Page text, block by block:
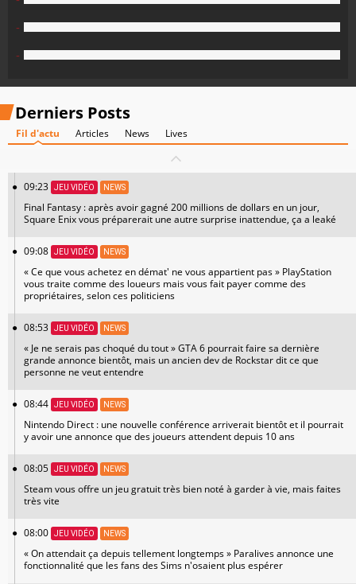
-
-
Derniers Posts
Fil d'actu Articles News Lives
09:23 JEU VIDÉO NEWS
Final Fantasy : après avoir gagné 200 millions de dollars en un jour,
Square Enix vous préparerait une autre surprise inattendue, ça a leaké
09:08 JEU VIDÉO NEWS
« Ce que vous achetez en démat' ne vous appartient pas » PlayStation
vous traite comme des loueurs mais vous fait payer comme des
propriétaires, selon ces politiciens
08:53 JEU VIDÉO NEWS
« Je ne serais pas choqué du tout » GTA 6 pourrait faire sa dernière
grande annonce bientôt, mais un ancien dev de Rockstar dit ce que
personne ne veut entendre
08:44 JEU VIDÉO NEWS
Nintendo Direct : une nouvelle conférence arriverait bientôt et il pourrait
y avoir une annonce que des joueurs attendent depuis 10 ans
08:05 JEU VIDÉO NEWS
Steam vous offre un jeu gratuit très bien noté à garder à vie, mais faites
très vite
08:00 JEU VIDÉO NEWS
« On attendait ça depuis tellement longtemps » Paralives annonce une
fonctionnalité que les fans des Sims n'osaient plus espérer